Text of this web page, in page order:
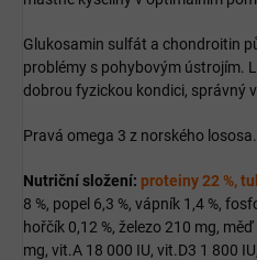
Glukosamin sulfát a chondroitin
problémy s pohybovým ústrojím.
dobrou fyzickou kondici, správný
Pravá omega 3 z norského lososa.
Nutriční složení: proteiny 22 %,
8 %, popel 6,3 %, vápník 1,4 %,
hořčík 0,12 %, železo 210 mg,
mg, vit.A 18 000 IU, vit.D3 1 800